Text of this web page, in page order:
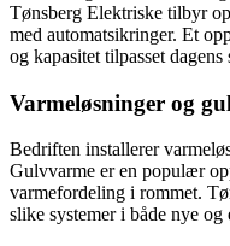
Tønsberg Elektriske tilbyr
med automatsikringer. Et
og kapasitet tilpasset dagens
Varmeløsninger og
Bedriften installerer
Gulvvarme er en populær
varmefordeling i rommet.
slike systemer i både nye og